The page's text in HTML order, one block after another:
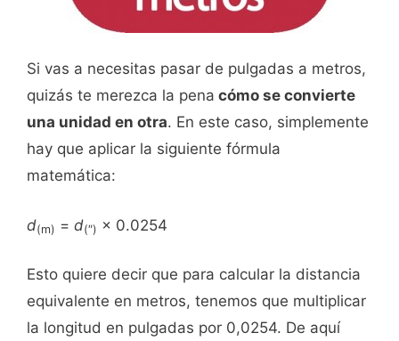
Si vas a necesitas pasar de pulgadas a metros,
quizás te merezca la pena cómo se convierte
una unidad en otra. En este caso, simplemente
hay que aplicar la siguiente fórmula
matemática:
d(m) = d(″) × 0.0254
Esto quiere decir que para calcular la distancia
equivalente en metros, tenemos que multiplicar
la longitud en pulgadas por 0,0254. De aquí